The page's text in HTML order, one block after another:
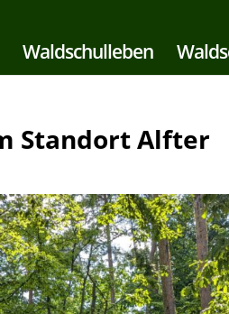
Waldschulleben
Standort Alfter